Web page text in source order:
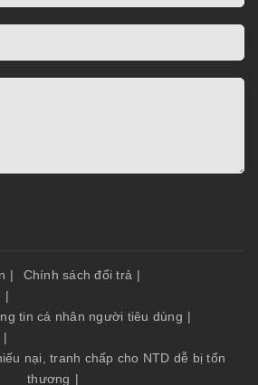
| Chính sách đổi trả |
|
tin cá nhân người tiêu dùng |
|
nại, tranh chấp cho NTD dễ bị tổn
thương |